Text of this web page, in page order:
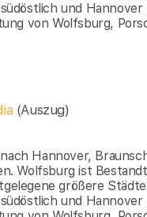
und
von Wolfsburg,
(Auszug)
Hannover,
Wolfsburg ist
größere
und